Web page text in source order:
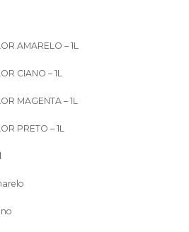
AMARELO – 1L
CIANO – 1L
MAGENTA – 1L
PRETO – 1L